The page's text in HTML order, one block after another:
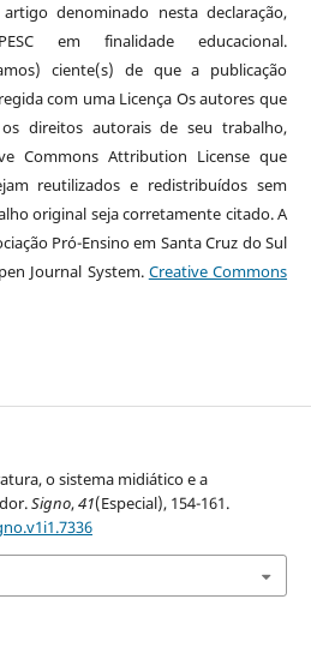
denominado nesta declaração,
em finalidade educacional.
ciente(s) de que a publicação
com uma Licença Os autores que
direitos autorais de seu trabalho,
Commons Attribution License que
reutilizados e redistribuídos sem
original seja corretamente citado. A
Pró-Ensino em Santa Cruz do Sul
Journal System. Creative Commons
o sistema midiático e a
Signo,41(Especial), 154-161.